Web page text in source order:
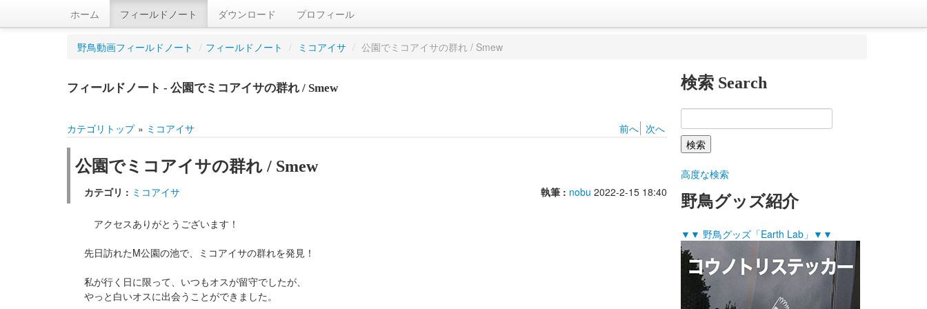
ホーム フィールドノート ダウンロード プロフィール
野鳥動画フィールドノート / フィールドノート / ミコアイサ / 公園でミコアイサの群れ / Smew
フィールドノート - 公園でミコアイサの群れ / Smew
カテゴリトップ » ミコアイサ 前へ 次へ
公園でミコアイサの群れ / Smew
カテゴリ : ミコアイサ 執筆 : nobu 2022-2-15 18:40
アクセスありがとうございます！
先日訪れたM公園の池で、ミコアイサの群れを発見！
私が行く日に限って、いつもオスが留守でしたが、
やっと白いオスに出会うことができました。
検索 Search
高度な検索
野鳥グッズ紹介
▼▼ 野鳥グッズ「Earth Lab」▼▼